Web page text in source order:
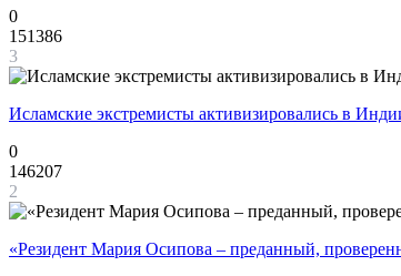
0
151386
3
Исламские экстремисты активизировались в
0
146207
2
«Резидент Мария Осипова – преданный,